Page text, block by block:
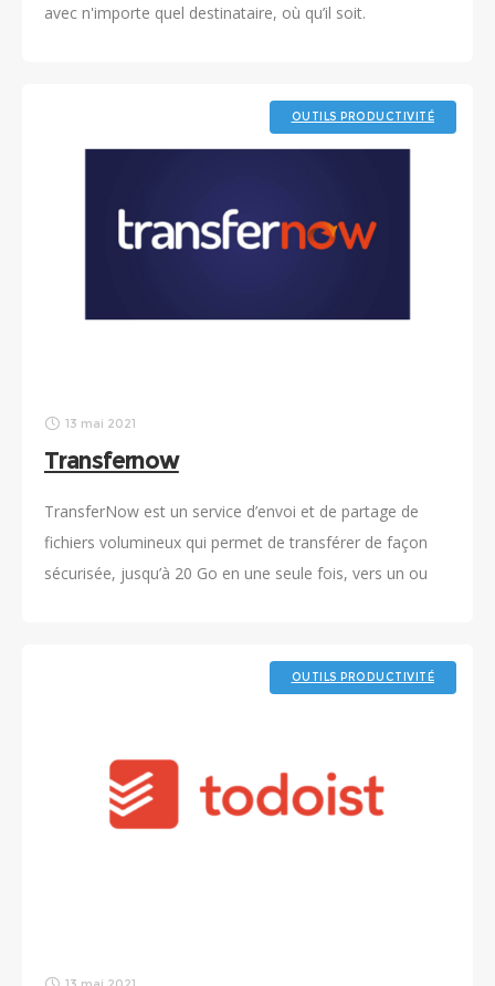
avec n'importe quel destinataire, où qu’il soit.
OUTILS PRODUCTIVITÉ
13 mai 2021
Transfernow
TransferNow est un service d’envoi et de partage de
fichiers volumineux qui permet de transférer de façon
sécurisée, jusqu’à 20 Go en une seule fois, vers un ou
OUTILS PRODUCTIVITÉ